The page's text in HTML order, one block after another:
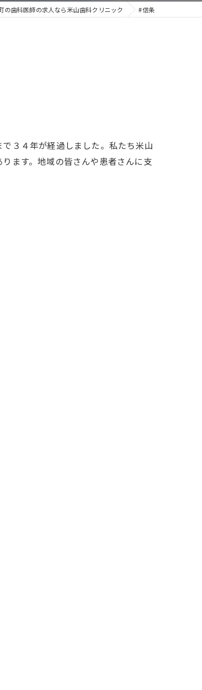
の歯科医師の求人なら米山歯科クリニック #信条
３４年が経過しました。私たち米山
ます。地域の皆さんや患者さんに支